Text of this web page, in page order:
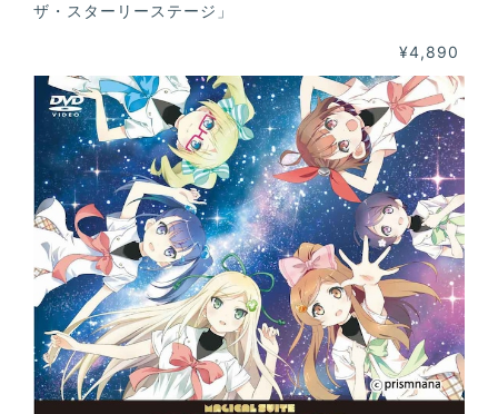
ザ・スターリーステージ」
¥4,890